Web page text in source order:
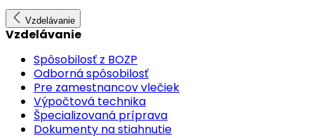
Vzdelávanie
Vzdelávanie
Spôsobilosť z BOZP
Odborná spôsobilosť
Pre zamestnancov vlečiek
Výpočtová technika
Špecializovaná príprava
Dokumenty na stiahnutie